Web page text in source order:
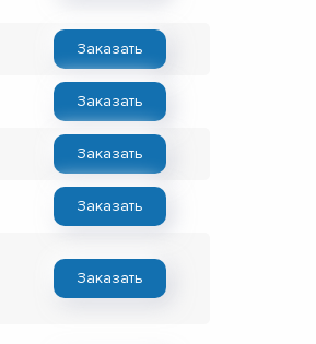
Заказать
Заказать
Заказать
Заказать
Заказать